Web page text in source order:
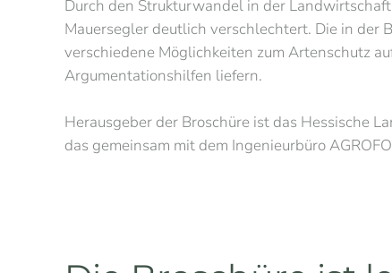
Durch den Strukturwandel in der
Mauersegler deutlich verschlechtert. Die in der
verschiedene Möglichkeiten zum Artenschutz
Argumentationshilfen liefern.
Herausgeber der Broschüre ist das Hessische
das gemeinsam mit dem Ingenieurbüro